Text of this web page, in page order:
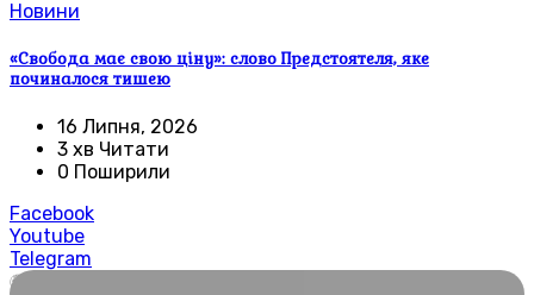
Новини
«Свобода має свою ціну»: слово Предстоятеля, яке
починалося тишею
16 Липня, 2026
3 хв Читати
0 Поширили
Facebook
Youtube
Telegram
🌍